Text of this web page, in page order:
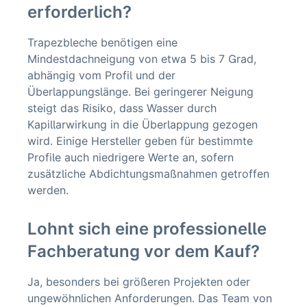
erforderlich?
Trapezbleche benötigen eine
Mindestdachneigung von etwa 5 bis 7 Grad,
abhängig vom Profil und der
Überlappungslänge. Bei geringerer Neigung
steigt das Risiko, dass Wasser durch
Kapillarwirkung in die Überlappung gezogen
wird. Einige Hersteller geben für bestimmte
Profile auch niedrigere Werte an, sofern
zusätzliche Abdichtungsmaßnahmen getroffen
werden.
Lohnt sich eine professionelle
Fachberatung vor dem Kauf?
Ja, besonders bei größeren Projekten oder
ungewöhnlichen Anforderungen. Das Team von